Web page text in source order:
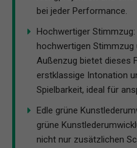
bei jeder Performance.
Hochwertiger
hochwertigen Stimmzug
Außenzug bietet dieses
erstklassige Intonation
Spielbarkeit, ideal für
Edle grüne
grüne
nicht nur zusätzlichen